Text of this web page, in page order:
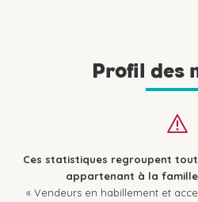
Profil des
Ces statistiques regroupent
appartenant à la
« Vendeurs en habillement et